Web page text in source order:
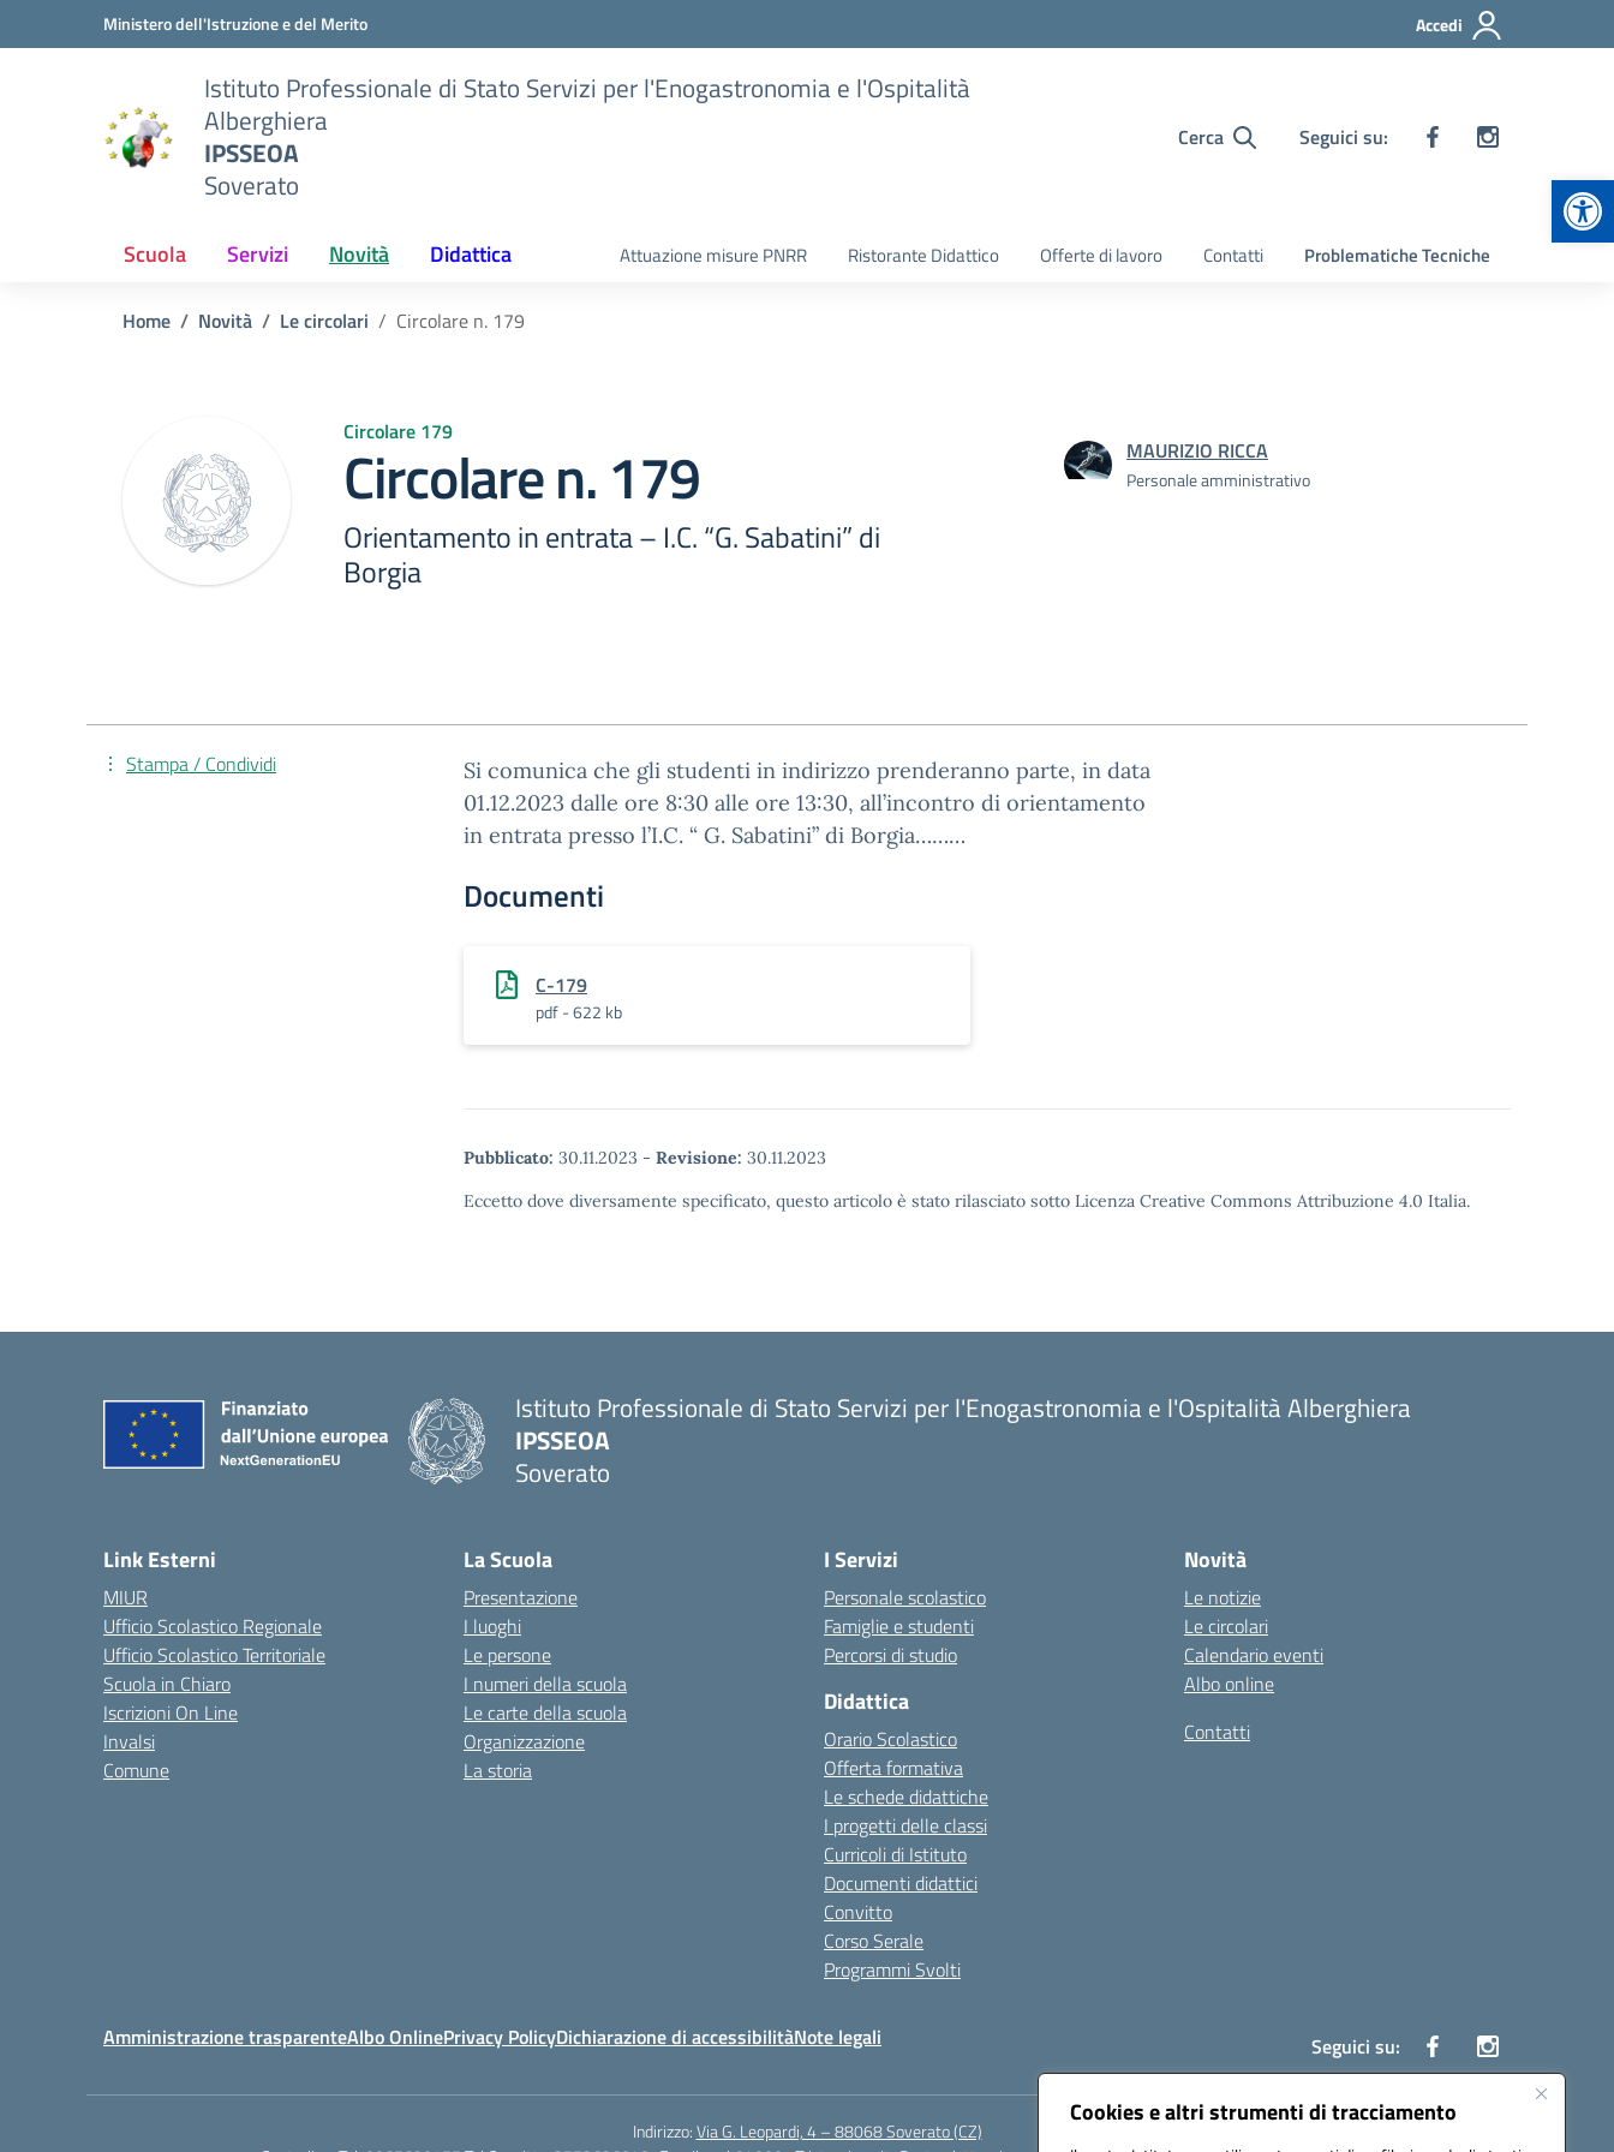
Cookies e altri strumenti di tracciamento
Vai ai contenuti
Vai al menu di navigazioneMinistero dell'Istruzione e del Merito Accedi
Istituto Professionale di Stato Servizi per l'Enogastronomia e l'Ospitalità
Alberghiera
IPSSEOA
Soverato
Cerca Seguici su:
Scuola Servizi Novità Didattica Attuazione misure PNRR Ristorante Didattico Offerte di lavoro Contatti Problematiche Tecniche
Home Novità Le circolari Circolare n. 179
Circolare 179
Circolare n. 179
Orientamento in entrata – I.C. “G. Sabatini” di
Borgia
MAURIZIO RICCA
Personale amministrativo
Si comunica che gli studenti in indirizzo prenderanno parte, in data
01.12.2023 dalle ore 8:30 alle ore 13:30, all’incontro di orientamento
in entrata presso l’I.C. “ G. Sabatini” di Borgia………
Documenti
C-179
pdf - 622 kb
Pubblicato: 30.11.2023 - Revisione: 30.11.2023
Eccetto dove diversamente specificato, questo articolo è stato rilasciato sotto Licenza Creative Commons Attribuzione 4.0 Italia.
Stampa / Condividi
Istituto Professionale di Stato Servizi per l'Enogastronomia e l'Ospitalità Alberghiera
IPSSEOA
Soverato
Link Esterni
MIUR
Ufficio Scolastico Regionale
Ufficio Scolastico Territoriale
Scuola in Chiaro
Iscrizioni On Line
Invalsi
Comune
La Scuola
Presentazione
I luoghi
Le persone
I numeri della scuola
Le carte della scuola
Organizzazione
La storia
I Servizi
Personale scolastico
Famiglie e studenti
Percorsi di studio
Didattica
Orario Scolastico
Offerta formativa
Le schede didattiche
I progetti delle classi
Curricoli di Istituto
Documenti didattici
Convitto
Corso Serale
Programmi Svolti
Novità
Le notizie
Le circolari
Calendario eventi
Albo online
Contatti
Amministrazione trasparenteAlbo OnlinePrivacy PolicyDichiarazione di accessibilitàNote legali Seguici su:
Indirizzo:Via G. Leopardi, 4 – 88068 Soverato (CZ)